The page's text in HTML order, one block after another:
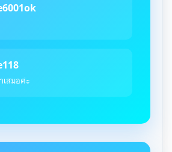
สมอค่ะ